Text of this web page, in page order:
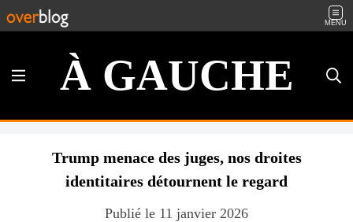
MENU
À GAUCHE
Trump menace des juges, nos droites
identitaires détournent le regard
Publié le 11 janvier 2026